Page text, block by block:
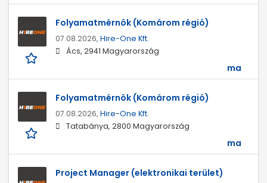
Folyamatmérnök (Komárom régió)
07.08.2026, Hire-One Kft.
Ács, 2941 Magyarország
ma
Folyamatmérnök (Komárom régió)
07.08.2026, Hire-One Kft.
Tatabánya, 2800 Magyarország
ma
Project Manager (elektronikai terület)